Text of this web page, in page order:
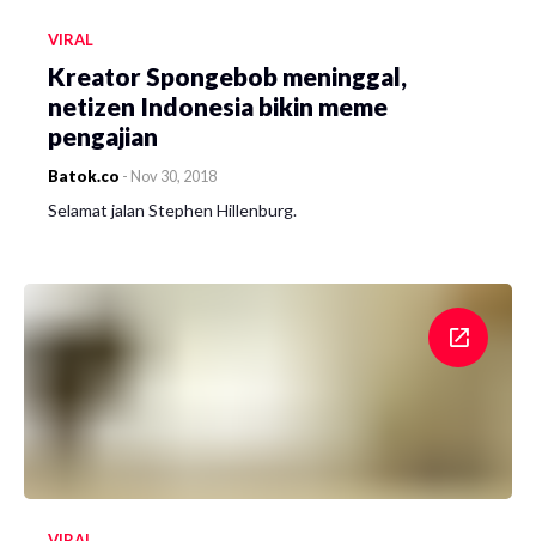
VIRAL
Kreator Spongebob meninggal,
netizen Indonesia bikin meme
pengajian
Batok.co - Nov 30, 2018
Selamat jalan Stephen Hillenburg.